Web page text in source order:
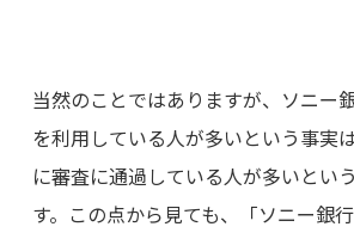
当然のことではありますが、ソニー
を利用している人が多いという事実
に審査に通過している人が多いとい
す。この点から見ても、「ソニー銀